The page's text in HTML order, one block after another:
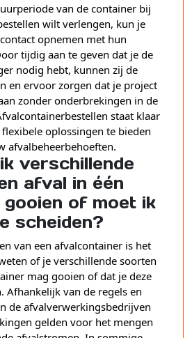
van de container bij
wilt verlengen, kun je
opnemen met hun
tijdig aan te geven dat je de
nodig hebt, kunnen zij de
en ervoor zorgen dat je project
zonder onderbrekingen in de
staat klaar
oplossingen te bieden
afvalbeheerbehoeften.
verschillende
afval in één
of moet ik
scheiden?
van een afvalcontainer is het
of je verschillende soorten
mag gooien of dat je deze
Afhankelijk van de regels en
de afvalverwerkingsbedrijven
gelden voor het mengen